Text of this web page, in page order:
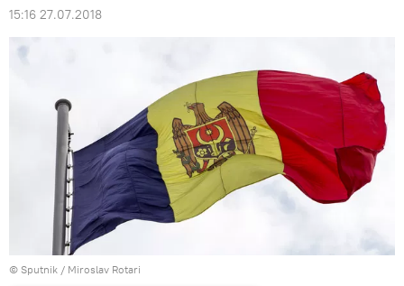
15:16 27.07.2018
© Sputnik / Miroslav Rotari